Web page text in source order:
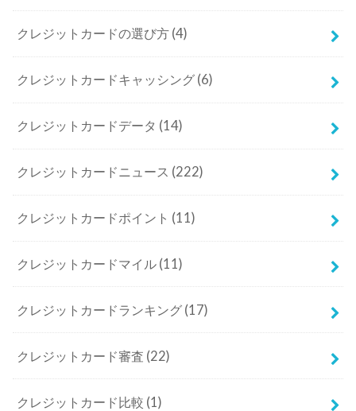
クレジットカードの選び方 (4)
クレジットカードキャッシング (6)
クレジットカードデータ (14)
クレジットカードニュース (222)
クレジットカードポイント (11)
クレジットカードマイル (11)
クレジットカードランキング (17)
クレジットカード審査 (22)
クレジットカード比較 (1)